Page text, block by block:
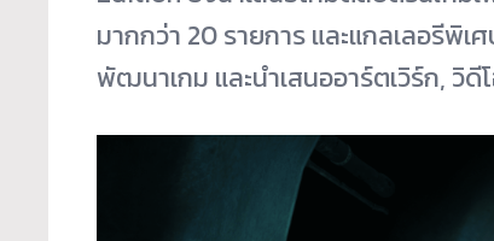
มากกว่า 20 รายการ และแกลเลอรีพิ
พัฒนาเกม และนำเสนออาร์ตเวิร์ก, วิ